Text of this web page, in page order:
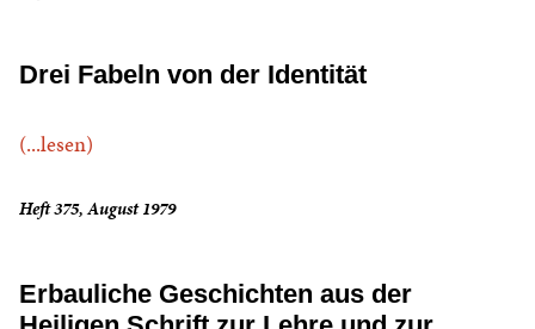
Drei Fabeln von der Identität
(...lesen)
Heft 375, August 1979
Erbauliche Geschichten aus der